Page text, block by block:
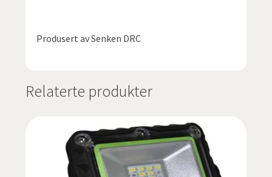
Produsert av Senken DRC
Relaterte produkter